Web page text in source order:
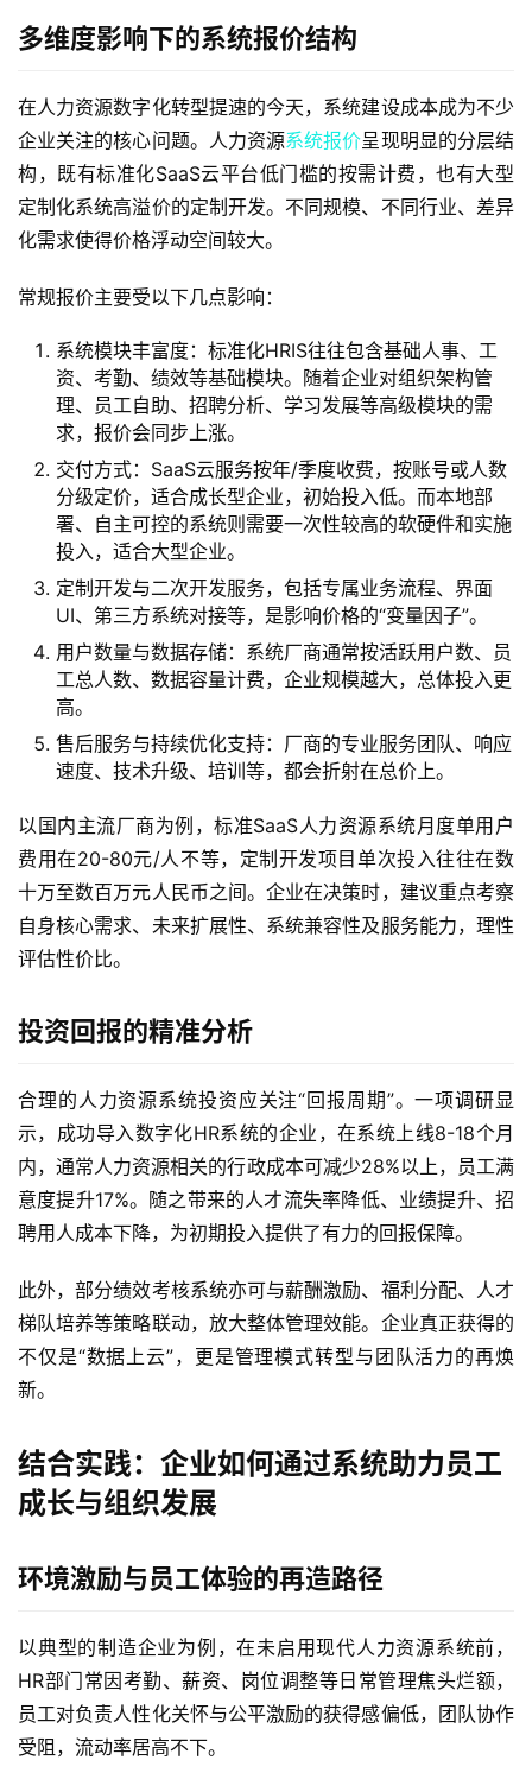
多维度影响下的系统报价结构
在人力资源数字化转型提速的今天，系统建设成本成为不少
企业关注的核心问题。人力资源系统报价呈现明显的分层结
构，既有标准化SaaS云平台低门槛的按需计费，也有大型
定制化系统高溢价的定制开发。不同规模、不同行业、差异
化需求使得价格浮动空间较大。
常规报价主要受以下几点影响：
系统模块丰富度：标准化HRIS往往包含基础人事、工
资、考勤、绩效等基础模块。随着企业对组织架构管
理、员工自助、招聘分析、学习发展等高级模块的需
求，报价会同步上涨。
交付方式：SaaS云服务按年/季度收费，按账号或人数
分级定价，适合成长型企业，初始投入低。而本地部
署、自主可控的系统则需要一次性较高的软硬件和实施
投入，适合大型企业。
定制开发与二次开发服务，包括专属业务流程、界面
UI、第三方系统对接等，是影响价格的“变量因子”。
用户数量与数据存储：系统厂商通常按活跃用户数、员
工总人数、数据容量计费，企业规模越大，总体投入更
高。
售后服务与持续优化支持：厂商的专业服务团队、响应
速度、技术升级、培训等，都会折射在总价上。
以国内主流厂商为例，标准SaaS人力资源系统月度单用户
费用在20-80元/人不等，定制开发项目单次投入往往在数
十万至数百万元人民币之间。企业在决策时，建议重点考察
自身核心需求、未来扩展性、系统兼容性及服务能力，理性
评估性价比。
投资回报的精准分析
合理的人力资源系统投资应关注“回报周期”。一项调研显
示，成功导入数字化HR系统的企业，在系统上线8-18个月
内，通常人力资源相关的行政成本可减少28%以上，员工满
意度提升17%。随之带来的人才流失率降低、业绩提升、招
聘用人成本下降，为初期投入提供了有力的回报保障。
此外，部分绩效考核系统亦可与薪酬激励、福利分配、人才
梯队培养等策略联动，放大整体管理效能。企业真正获得的
不仅是“数据上云”，更是管理模式转型与团队活力的再焕
新。
结合实践：企业如何通过系统助力员工
成长与组织发展
环境激励与员工体验的再造路径
以典型的制造企业为例，在未启用现代人力资源系统前，
HR部门常因考勤、薪资、岗位调整等日常管理焦头烂额，
员工对负责人性化关怀与公平激励的获得感偏低，团队协作
受阻，流动率居高不下。